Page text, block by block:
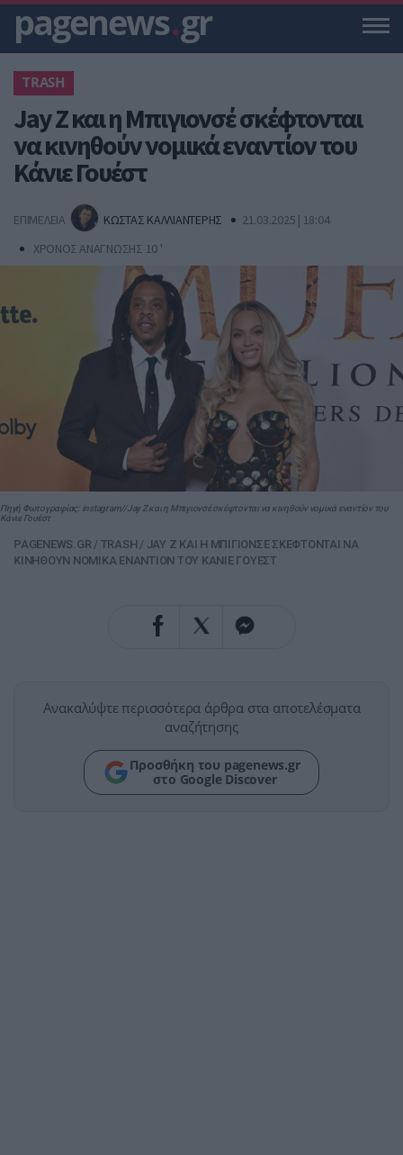
pagenews.gr
TRASH
Jay Z και η Μπιγιονσέ σκέφτονται
να κινηθούν νομικά εναντίον του
Κάνιε Γουέστ
ΕΠΙΜΕΛΕΙΑ ΚΩΣΤΑΣ ΚΑΛΛΙΑΝΤΕΡΗΣ
21.03.2025 | 18:04
ΧΡΟΝΟΣ ΑΝΑΓΝΩΣΗΣ 10 '
Πηγή Φωτογραφίας: instagram//Jay Z και η Μπιγιονσέ σκέφτονται να κινηθούν νομικά εναντίον του
Κάνιε Γουέστ
PAGENEWS.GR/ TRASH / JAY Z ΚΑΙ Η ΜΠΙΓΙΟΝΣΕ ΣΚΕΦΤΟΝΤΑΙ ΝΑ
ΚΙΝΗΘΟΥΝ ΝΟΜΙΚΑ ΕΝΑΝΤΙΟΝ ΤΟΥ ΚΑΝΙΕ ΓΟΥΕΣΤ
Ανακαλύψτε περισσότερα άρθρα στα αποτελέσματα
αναζήτησης
Προσθήκη του pagenews.gr
στο Google Discover